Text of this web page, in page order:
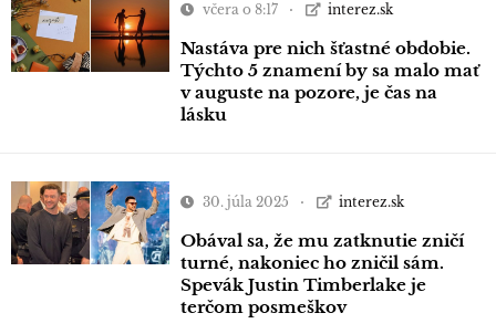
včera o 8:17 interez.sk
Nastáva pre nich šťastné obdobie.
Týchto 5 znamení by sa malo mať
v auguste na pozore, je čas na
lásku
30. júla 2025 interez.sk
Obával sa, že mu zatknutie zničí
turné, nakoniec ho zničil sám.
Spevák Justin Timberlake je
terčom posmeškov